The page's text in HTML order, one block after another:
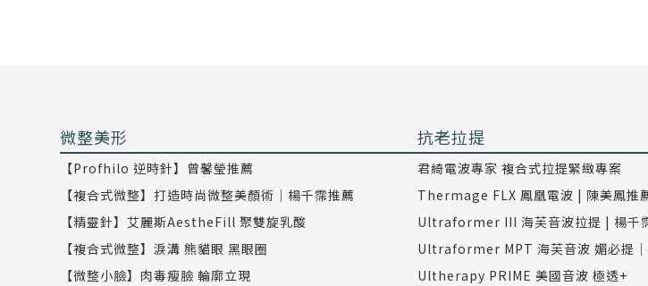
微整美形
【Profhilo 逆時針】曾馨瑩推薦
【複合式微整】打造時尚微整美顏術｜楊千霈推薦
【精靈針】艾麗斯AestheFill 聚雙旋乳酸
【複合式微整】淚溝 熊貓眼 黑眼圈
【微整小臉】肉毒瘦臉 輪廓立現
抗老拉提
君綺電波專家 複合式拉提緊緻專案
Thermage FLX 鳳凰電波 | 陳美鳳推
Ultraformer III 海芙音波拉提 | 楊千
Ultraformer MPT 海芙音波 媚必提｜
Ultherapy PRIME 美國音波 極透+